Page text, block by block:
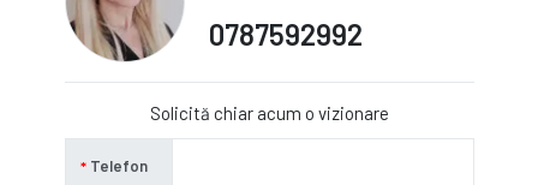
0787592992
Solicită chiar acum o vizionare
Telefon